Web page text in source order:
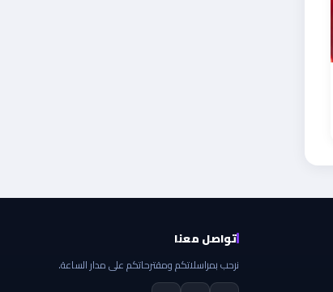
تواصل معنا
نرحب بمراسلاتكم ومقترحاتكم على مدار الساعة.